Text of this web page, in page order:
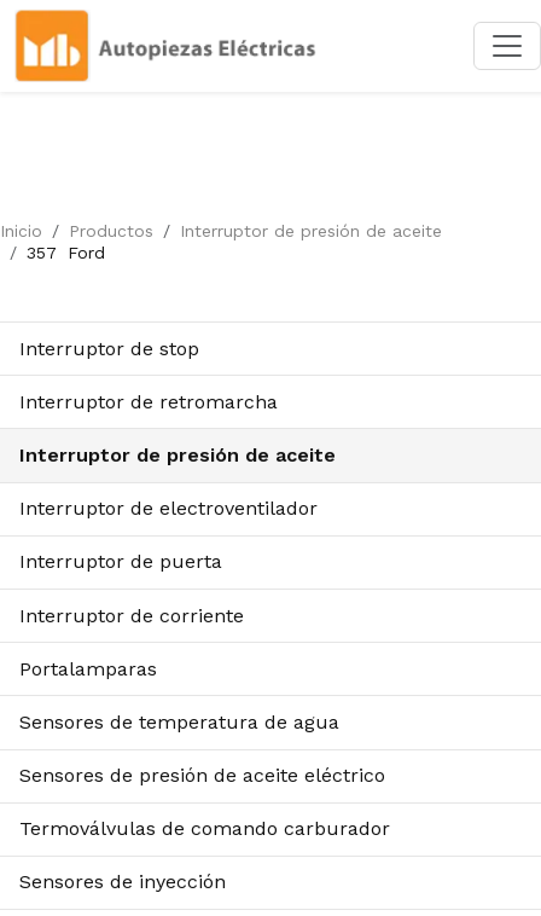
Inicio Productos
Interruptor de presión de aceite
357
Ford
Interruptor de stop
Interruptor de retromarcha
Interruptor de presión de aceite
Interruptor de electroventilador
Interruptor de puerta
Interruptor de corriente
Portalamparas
Sensores de temperatura de agua
Sensores de presión de aceite eléctrico
Termoválvulas de comando carburador
Sensores de inyección